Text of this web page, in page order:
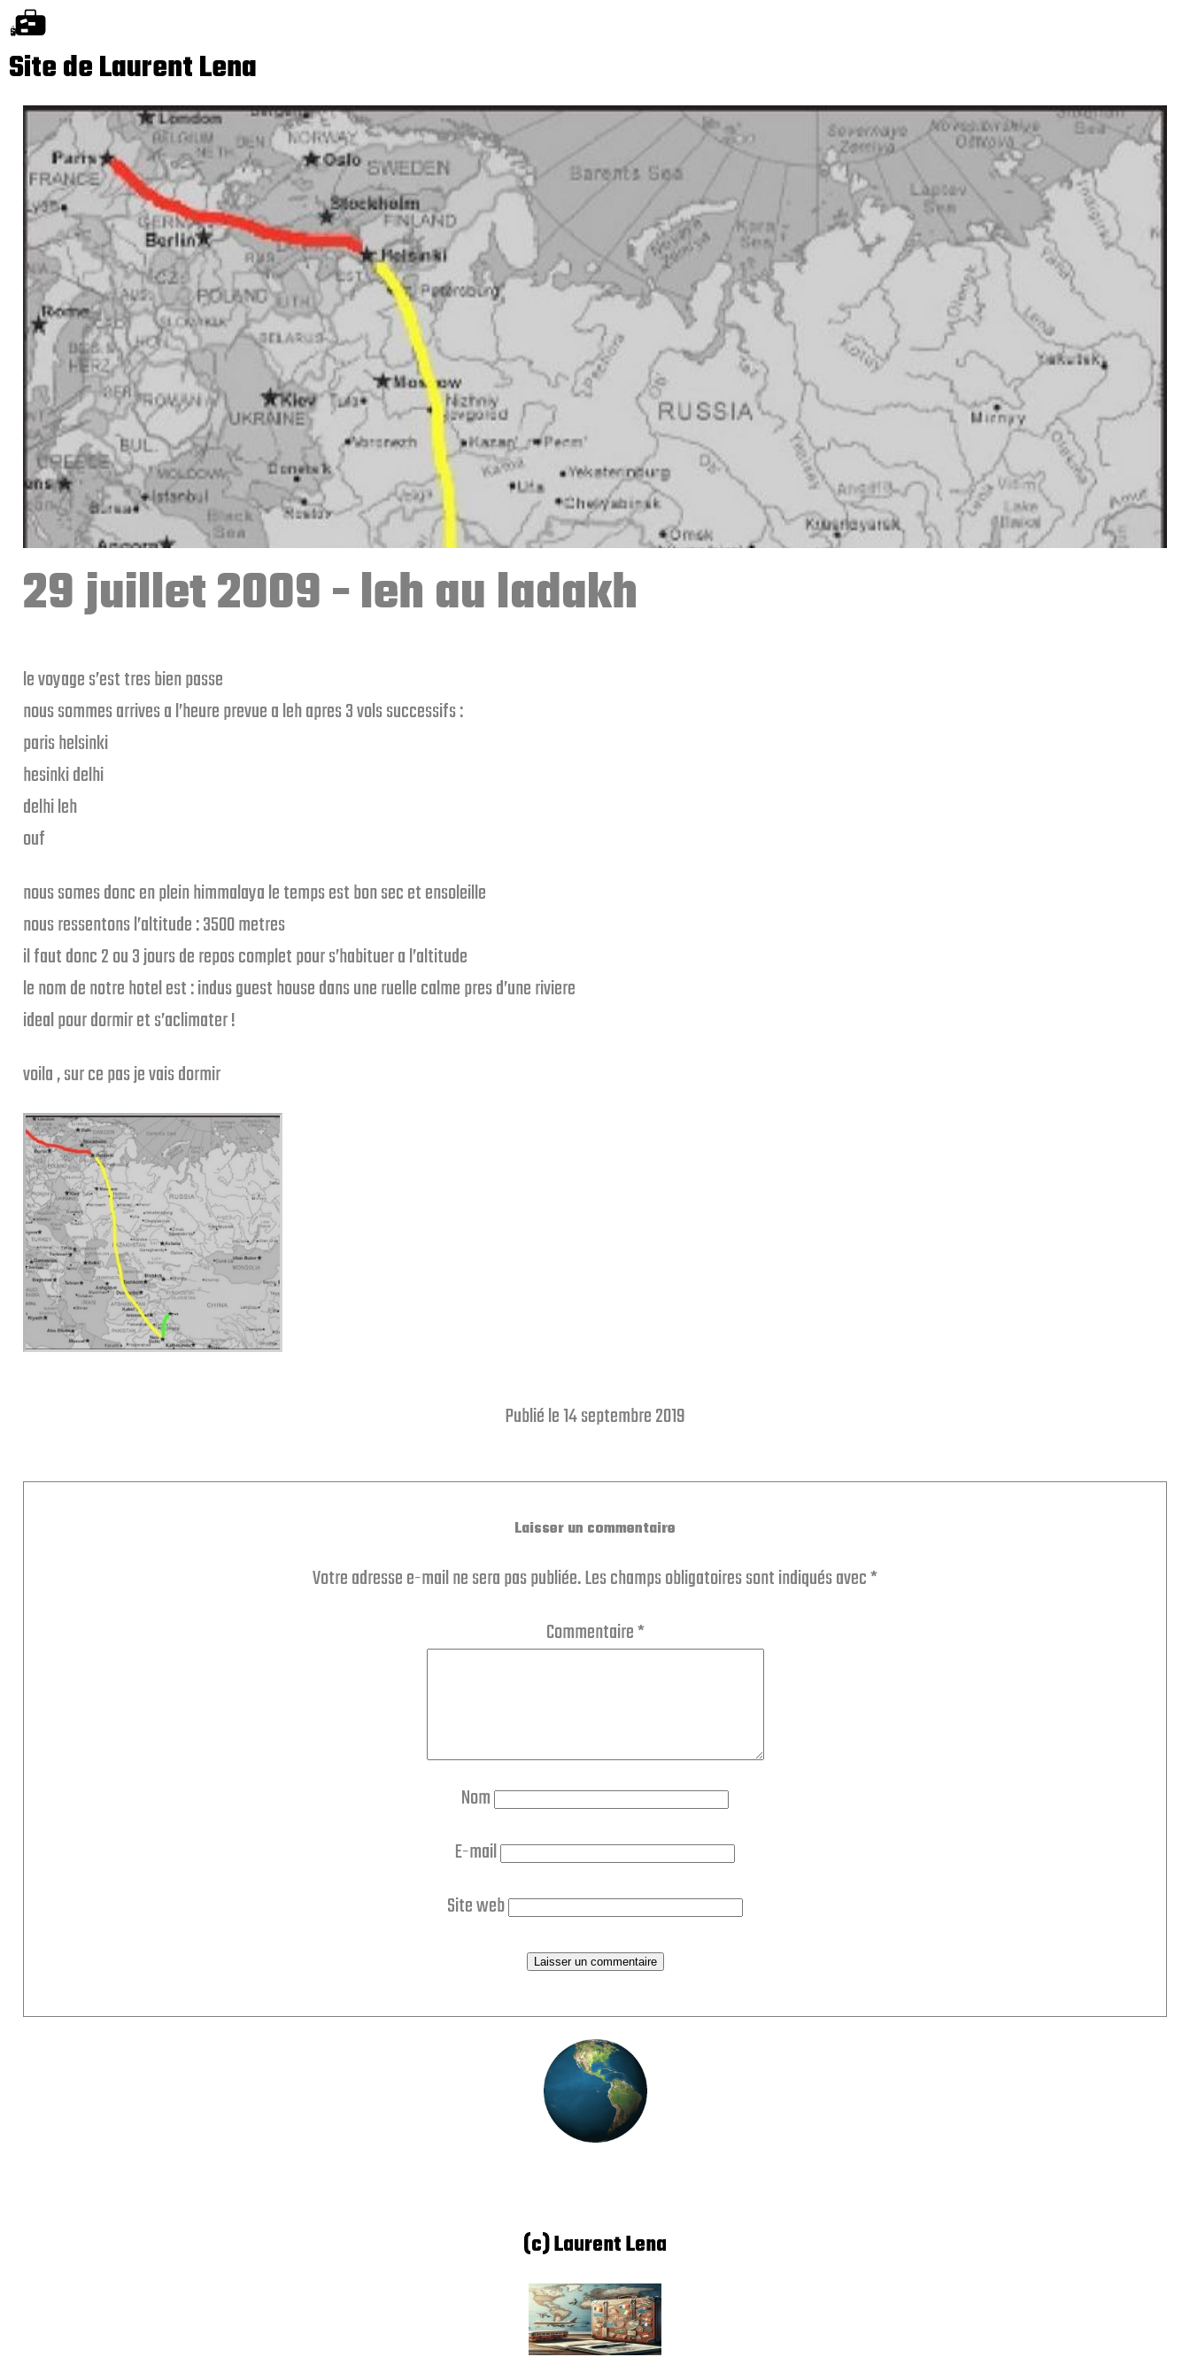
Site de Laurent Lena
29 juillet 2009 - leh au ladakh
le voyage s’est tres bien passe
nous sommes arrives a l’heure prevue a leh apres 3 vols successifs :
paris helsinki
hesinki delhi
delhi leh
ouf
nous somes donc en plein himmalaya le temps est bon sec et ensoleille
nous ressentons l’altitude : 3500 metres
il faut donc 2 ou 3 jours de repos complet pour s’habituer a l’altitude
le nom de notre hotel est : indus guest house dans une ruelle calme pres d’une riviere
ideal pour dormir et s’aclimater !
voila , sur ce pas je vais dormir
Publié le 14 septembre 2019
Laisser un commentaire
Votre adresse e-mail ne sera pas publiée.Les champs obligatoires sont indiqués avec*
Commentaire*
Nom
E-mail
Site web
(c) Laurent Lena